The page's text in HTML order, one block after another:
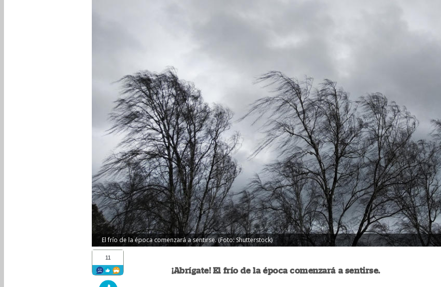
El frío de la época comenzará a sentirse. (Foto: Shutterstock)
11
¡Abrígate! El frío de la época comenzará a sentirse.